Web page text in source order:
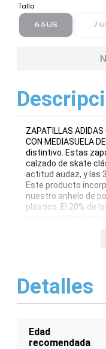
Talla
6.5 US 7
ZAPATILLAS
CON MEDIASUELA
distintivo. Estas
calzado de skate
actitud audaz, y las
Este producto
nuestro anhelo de
plástico. El 20% de
cordones Exterior
Detalles
Edad
recomendada
6.
zapatillas
7. zapatillas nike